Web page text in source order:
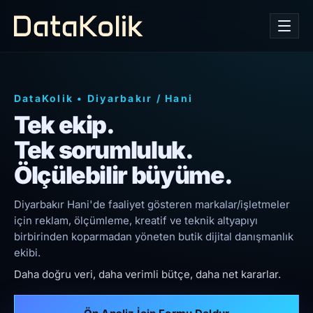
DataKolik • Diyarbakır / Hani
Tek ekip.
Tek sorumluluk.
Ölçülebilir büyüme.
Diyarbakır Hani'de faaliyet gösteren markalar/işletmeler
için reklam, ölçümleme, kreatif ve teknik altyapıyı
birbirinden koparmadan yöneten butik dijital danışmanlık
ekibi.
Daha doğru veri, daha verimli bütçe, daha net kararlar.